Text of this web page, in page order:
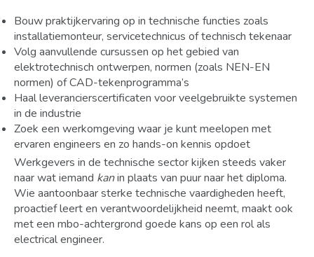
Bouw praktijkervaring op in technische functies zoals
installatiemonteur, servicetechnicus of technisch tekenaar
Volg aanvullende cursussen op het gebied van
elektrotechnisch ontwerpen, normen (zoals NEN-EN
normen) of CAD-tekenprogramma’s
Haal leverancierscertificaten voor veelgebruikte systemen
in de industrie
Zoek een werkomgeving waar je kunt meelopen met
ervaren engineers en zo hands-on kennis opdoet
Werkgevers in de technische sector kijken steeds vaker
naar wat iemand kanin plaats van puur naar het diploma.
Wie aantoonbaar sterke technische vaardigheden heeft,
proactief leert en verantwoordelijkheid neemt, maakt ook
met een mbo-achtergrond goede kans op een rol als
electrical engineer.